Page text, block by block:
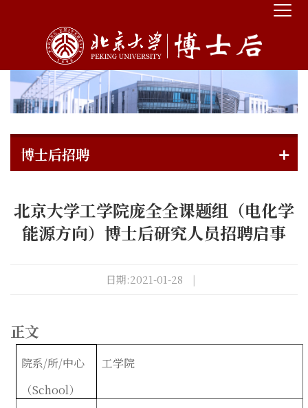
博士后招聘
北京大学工学院庞全全课题组（电化学
能源方向）博士后研究人员招聘启事
日期:2021-01-28 |
正文
院系/所/中心
（School）
工学院